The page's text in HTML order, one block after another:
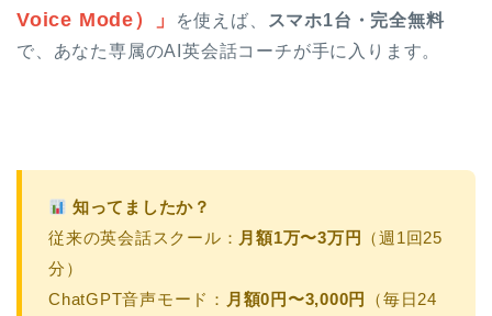
Voice Mode）」
を使えば、
スマホ1台・完全無料
で、あなた専属のAI英会話コーチが手に入ります。
知ってましたか？
従来の英会話スクール： 月額1万〜3万円
（週1回25
分）
ChatGPT音声モード： 月額0円〜3,000円
（毎日24